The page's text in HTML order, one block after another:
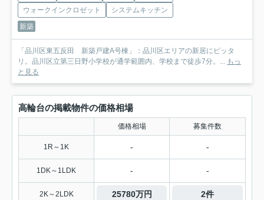
ウォークインクロゼット
システムキッチン
新築
「品川区東五反田 新築戸建A号棟」：品川区エリアの新居にピッタ
リ。品川区立第三日野小学校が通学範囲内、学校まで徒歩7分。... もっ
と見る
高輪台の掲載物件の価格相場
価格相場 募集件数
1R～1K - -
1DK～1LDK - -
2K～2LDK 25780万円 2件